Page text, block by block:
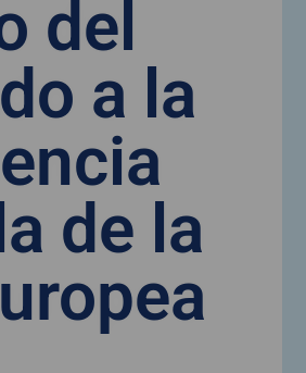
del
a la
de la